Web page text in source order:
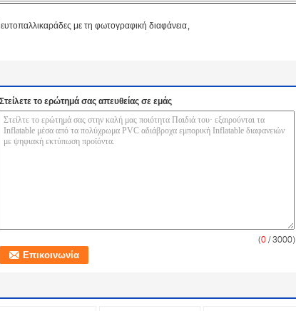
με τη φωτογραφική διαφάνεια
Στείλετε το ερώτημά σας απευθείας σε εμάς
(0 / 3000)